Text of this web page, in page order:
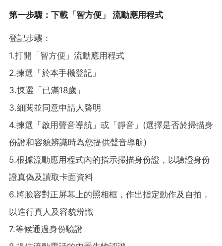
第一步驟：下載「智方便」 流動應用程式
登記步驟：
1.打開「智方便」流動應用程式
2.揀選「於本手機登記」
3.揀選「已滿18歲」
3.細閱並同意申請人聲明
4.揀選「啟用聲音導航」或「靜音」(選擇是否於掃描身
份證和容貌辨識時為您提供聲音導航)
5.根據流動應用程式內的指示掃描身份證，以驗證身份
證真偽及讀取卡面資料
6.將臉容對正屏幕上的照相框，作出指定動作及自拍，
以進行真人及容貌辨識
7.等候通過身份驗證